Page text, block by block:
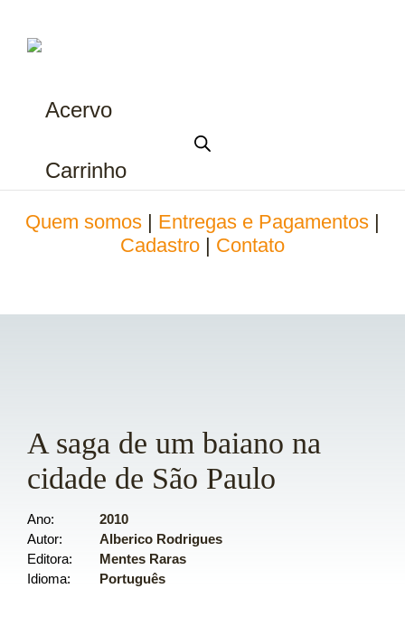
Acervo
Carrinho
Quem somos Entregas e Pagamentos
Cadastro
Contato
A saga de um baiano na
cidade de São Paulo
Ano
2010
Autor
Alberico Rodrigues
Editora
Mentes Raras
Idioma
Português